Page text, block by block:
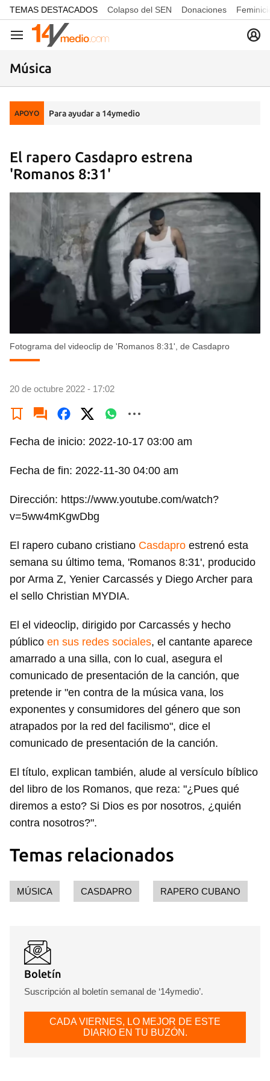
common.go-to-content
TEMAS DESTACADOS Colapso del SEN Donaciones
Navegación
Música
APOYO Para ayudar a 14ymedio
El rapero Casdapro estrena
'Romanos 8:31'
Fotograma del videoclip de 'Romanos 8:31', de Casdapro
20 de octubre 2022 - 17:02
Fecha de inicio: 2022-10-17 03:00 am
Fecha de fin: 2022-11-30 04:00 am
Dirección: https://www.youtube.com/watch?
v=5ww4mKgwDbg
El rapero cubano cristiano Casdapro estrenó esta
semana su último tema, 'Romanos 8:31', producido
por Arma Z, Yenier Carcassés y Diego Archer para
el sello Christian MYDIA.
El el videoclip, dirigido por Carcassés y hecho
público en sus redes sociales, el cantante aparece
amarrado a una silla, con lo cual, asegura el
comunicado de presentación de la canción, que
pretende ir "en contra de la música vana, los
exponentes y consumidores del género que son
atrapados por la red del facilismo", dice el
comunicado de presentación de la canción.
El título, explican también, alude al versículo bíblico
del libro de los Romanos, que reza: "¿Pues qué
diremos a esto? Si Dios es por nosotros, ¿quién
contra nosotros?".
Temas relacionados
MÚSICA CASDAPRO RAPERO CUBANO
Boletín
Suscripción al boletín semanal de ‘14ymedio’.
CADA VIERNES, LO MEJOR DE ESTE
DIARIO EN TU BUZÓN.